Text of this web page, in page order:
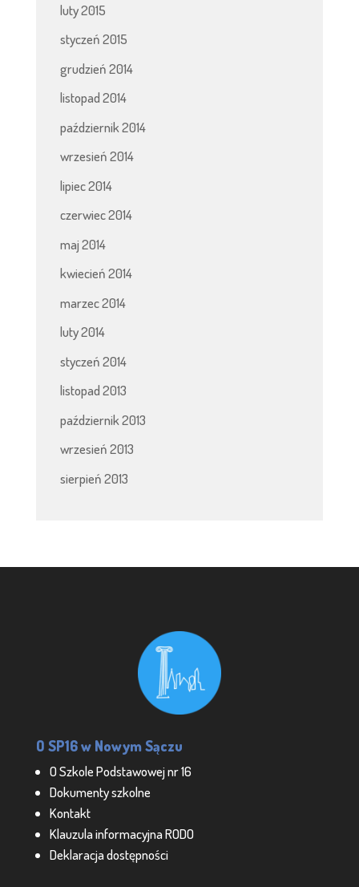
luty 2015
styczeń 2015
grudzień 2014
listopad 2014
październik 2014
wrzesień 2014
lipiec 2014
czerwiec 2014
maj 2014
kwiecień 2014
marzec 2014
luty 2014
styczeń 2014
listopad 2013
październik 2013
wrzesień 2013
sierpień 2013
O SP16 w Nowym Sączu
O Szkole Podstawowej nr 16
Dokumenty szkolne
Kontakt
Klauzula informacyjna RODO
Deklaracja dostępności